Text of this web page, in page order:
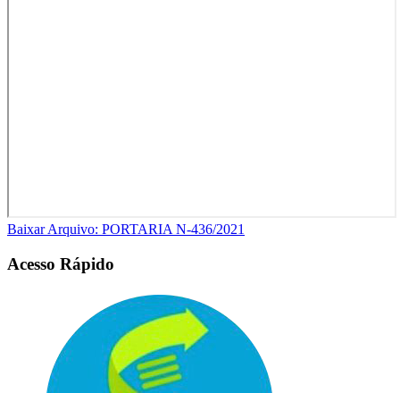
Baixar Arquivo: PORTARIA N-436/2021
Acesso Rápido